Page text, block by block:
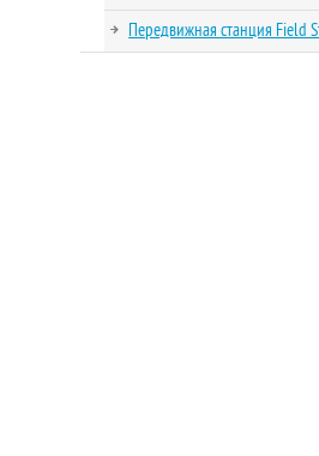
Передвижная станция Field